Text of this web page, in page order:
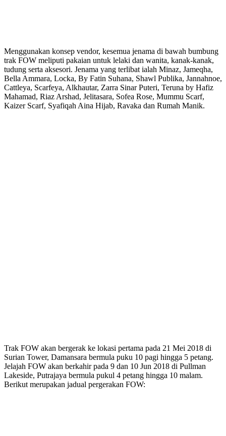
Menggunakan konsep vendor, kesemua jenama di bawah bumbung
trak FOW meliputi pakaian untuk lelaki dan wanita, kanak-kanak,
tudung serta aksesori. Jenama yang terlibat ialah Minaz, Jameqha,
Bella Ammara, Locka, By Fatin Suhana, Shawl Publika, Jannahnoe,
Cattleya, Scarfeya, Alkhautar, Zarra Sinar Puteri, Teruna by Hafiz
Mahamad, Riaz Arshad, Jelitasara, Sofea Rose, Mummu Scarf,
Kaizer Scarf, Syafiqah Aina Hijab, Ravaka dan Rumah Manik.
Trak FOW akan bergerak ke lokasi pertama pada 21 Mei 2018 di
Surian Tower, Damansara bermula puku 10 pagi hingga 5 petang.
Jelajah FOW akan berkahir pada 9 dan 10 Jun 2018 di Pullman
Lakeside, Putrajaya bermula pukul 4 petang hingga 10 malam.
Berikut merupakan jadual pergerakan FOW: